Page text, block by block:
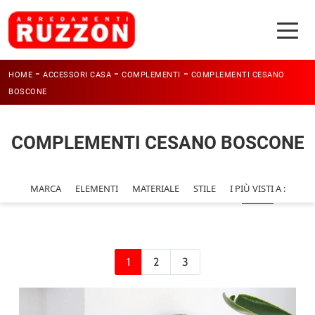
HOME - ACCESSORI CASA - COMPLEMENTI - COMPLEMENTI CESANO
BOSCONE
COMPLEMENTI CESANO BOSCONE
MARCA ELEMENTI MATERIALE STILE I PIÙ VISTI A :
1 2 3